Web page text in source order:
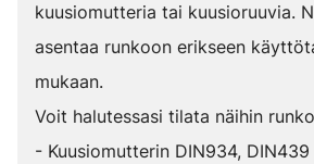
kuusiomutteria tai kuusioruuvia.
asentaa runkoon erikseen
mukaan.
Voit halutessasi tilata näihin
- Kuusiomutterin DIN934, DIN439